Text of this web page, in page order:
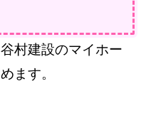
村建設のマイホー
ます。